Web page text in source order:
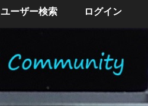
ユーザー検索 ログイン